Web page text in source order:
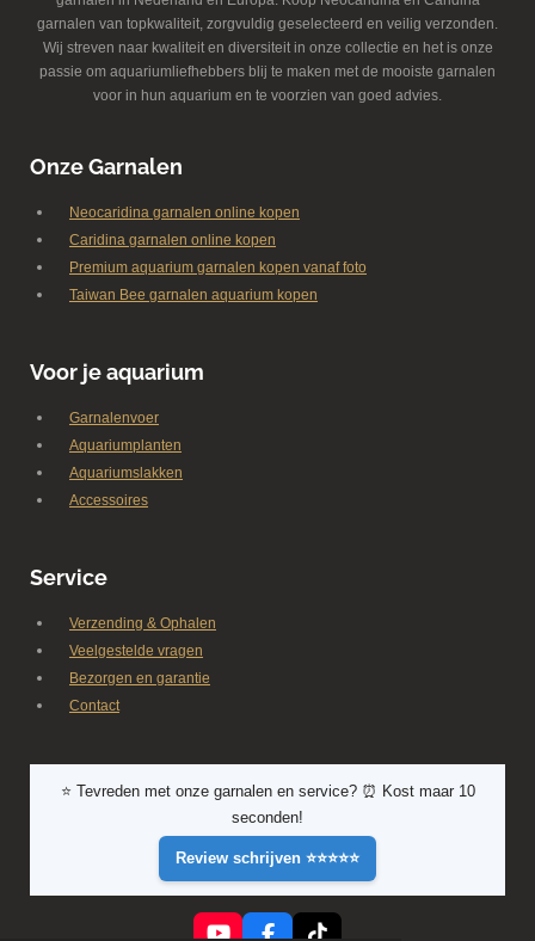
garnalen van topkwaliteit, zorgvuldig geselecteerd en veilig verzonden.
Wij streven naar kwaliteit en diversiteit in onze collectie en het is onze
passie om aquariumliefhebbers blij te maken met de mooiste garnalen
voor in hun aquarium en te voorzien van goed advies.
Onze Garnalen
Neocaridina garnalen online kopen
Caridina garnalen online kopen
Premium aquarium garnalen kopen vanaf foto
Taiwan Bee garnalen aquarium kopen
Voor je aquarium
Garnalenvoer
Aquariumplanten
Aquariumslakken
Accessoires
Service
Verzending & Ophalen
Veelgestelde vragen
Bezorgen en garantie
Contact
⭐ Tevreden met onze garnalen en service? ⏰ Kost maar 10
seconden!
Review schrijven ⭐⭐⭐⭐⭐